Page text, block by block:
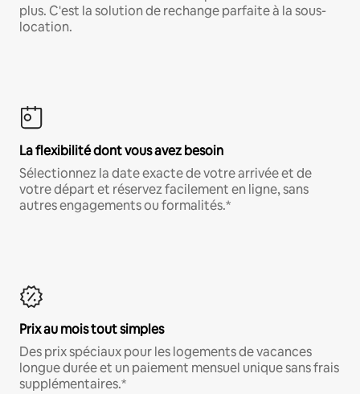
plus. C'est la solution de rechange parfaite à la sous-
location.
La flexibilité dont vous avez besoin
Sélectionnez la date exacte de votre arrivée et de
votre départ et réservez facilement en ligne, sans
autres engagements ou formalités.*
Prix au mois tout simples
Des prix spéciaux pour les logements de vacances
longue durée et un paiement mensuel unique sans frais
supplémentaires.*